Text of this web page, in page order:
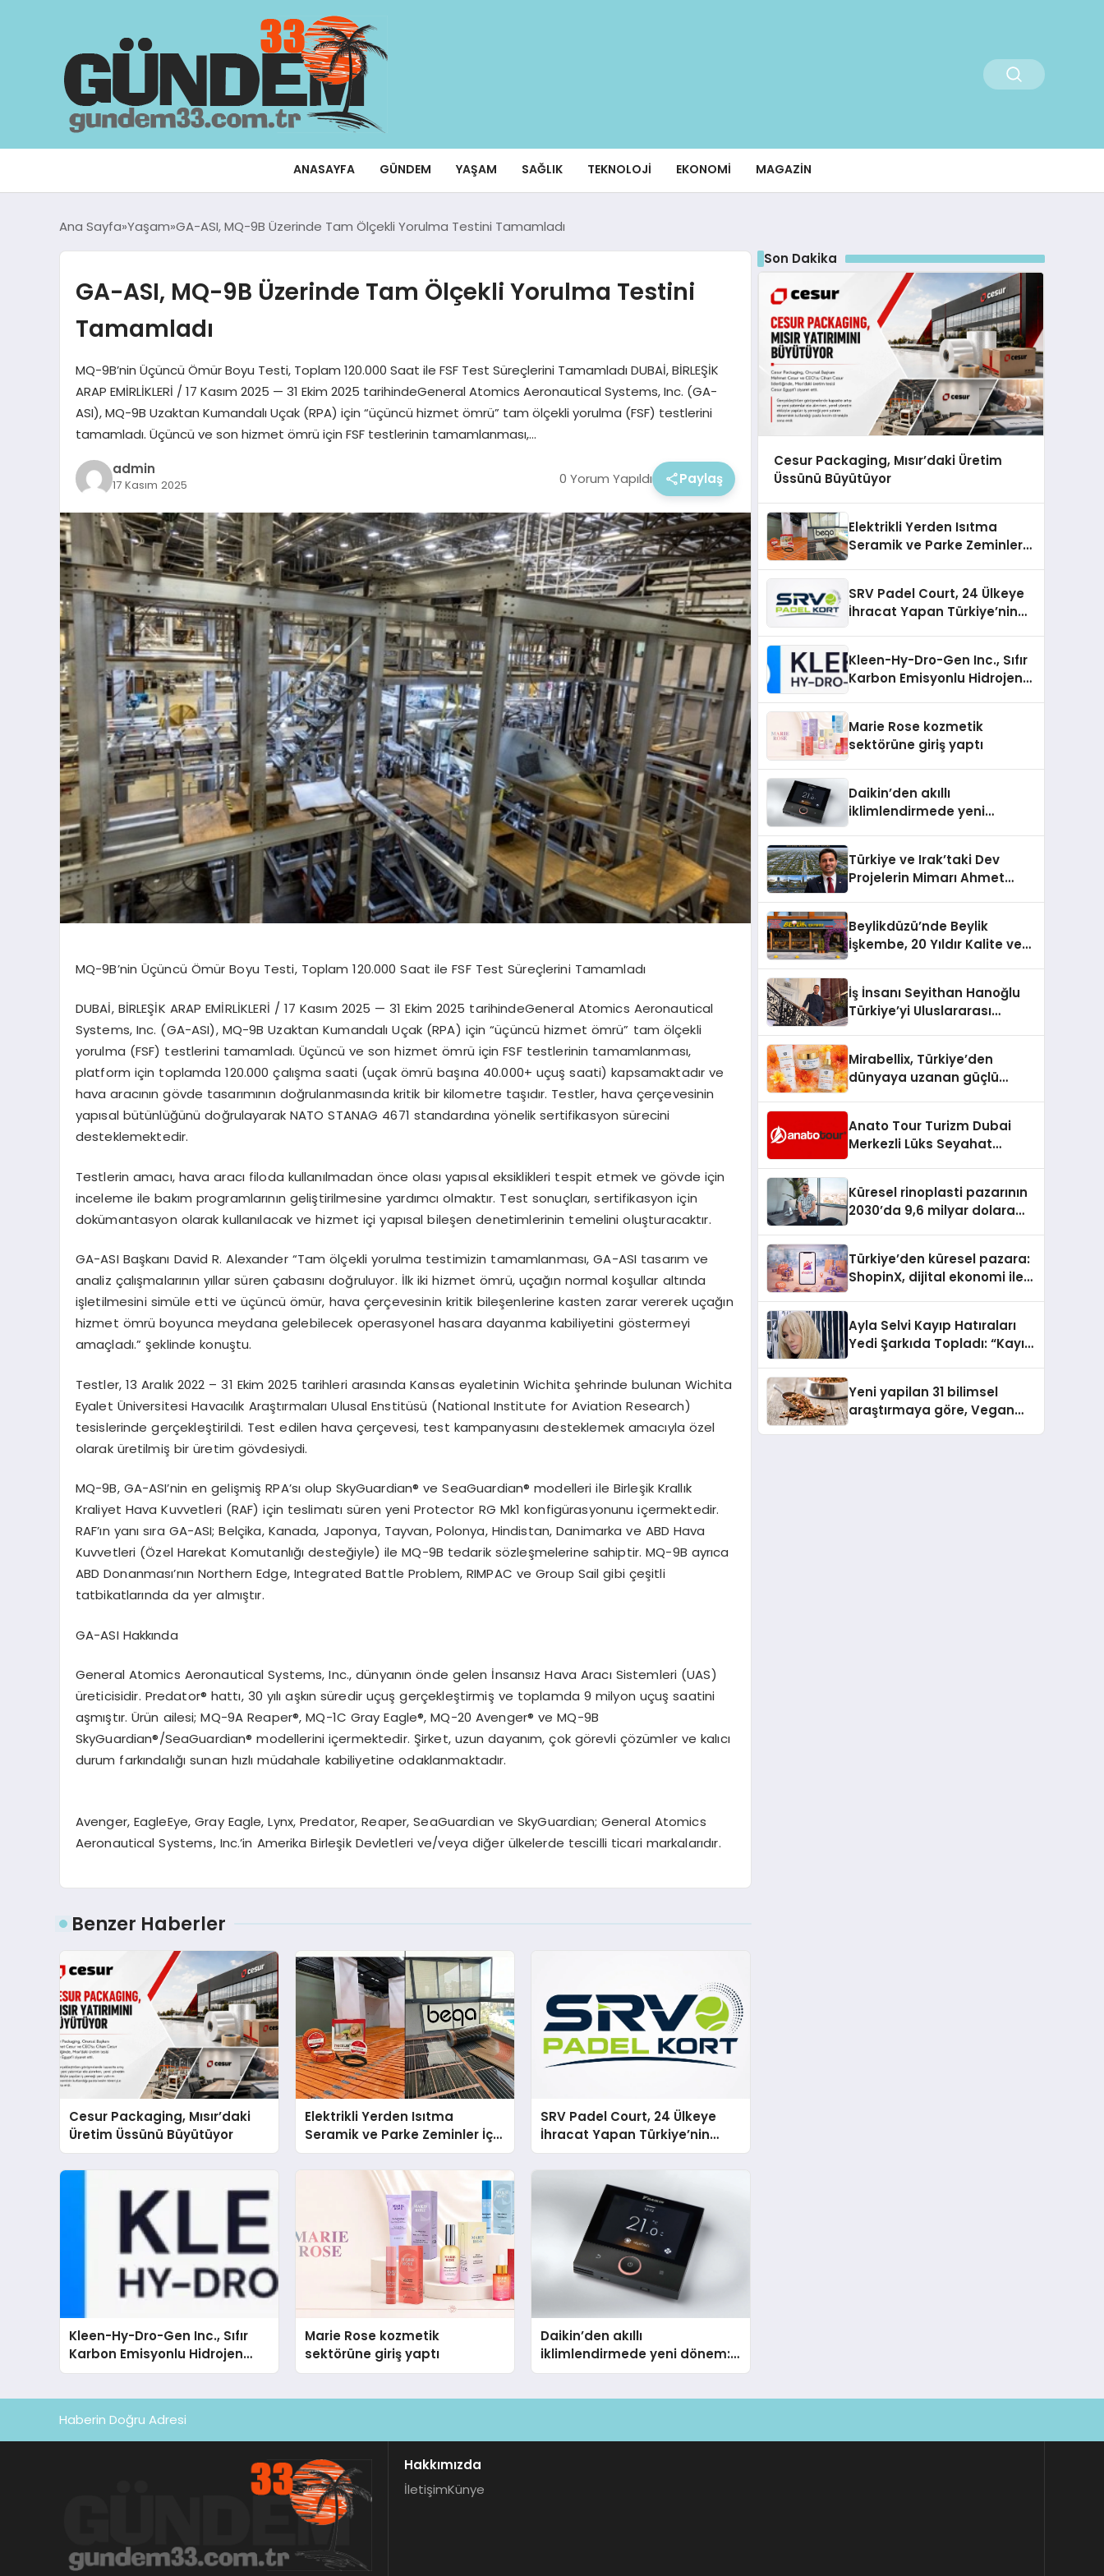
ANASAYFA GÜNDEM YAŞAM SAĞLIK TEKNOLOJI EKONOMI MAGAZIN
Ana Sayfa Yaşam GA-ASI, MQ-9B Üzerinde Tam Ölçekli Yorulma Testini Tamamladı
GA-ASI, MQ-9B Üzerinde Tam Ölçekli Yorulma Testini
Tamamladı
MQ-9B’nin Üçüncü Ömür Boyu Testi, Toplam 120.000 Saat ile FSF Test Süreçlerini Tamamladı DUBAİ, BİRLEŞİK
ARAP EMİRLİKLERİ / 17 Kasım 2025 — 31 Ekim 2025 tarihindeGeneral Atomics Aeronautical Systems, Inc. (GA-
ASI), MQ-9B Uzaktan Kumandalı Uçak (RPA) için “üçüncü hizmet ömrü” tam ölçekli yorulma (FSF) testlerini
tamamladı. Üçüncü ve son hizmet ömrü için FSF testlerinin tamamlanması,…
admin
17 Kasım 2025 0 Yorum Yapıldı Paylaş
MQ-9B’nin Üçüncü Ömür Boyu Testi, Toplam 120.000 Saat ile FSF Test Süreçlerini Tamamladı
DUBAİ, BİRLEŞİK ARAP EMİRLİKLERİ / 17 Kasım 2025 —31 Ekim 2025 tarihindeGeneral Atomics Aeronautical
Systems, Inc. (GA-ASI), MQ-9B Uzaktan Kumandalı Uçak (RPA) için “üçüncü hizmet ömrü” tam ölçekli
yorulma (FSF) testlerini tamamladı. Üçüncü ve son hizmetömrü için FSF testlerinin tamamlanması,
platform için toplamda 120.000 çalışma saati (uçak ömrü başına 40.000+ uçuş saati) kapsamaktadır ve
hava aracının gövde tasarımının doğrulanmasında kritik bir kilometre taşıdır. Testler, hava çerçevesinin
yapısal bütünlüğünü doğrulayarak NATO STANAG 4671 standardına yönelik sertifikasyon sürecini
desteklemektedir.
Testlerin amacı, hava aracı filoda kullanılmadan önce olası yapısal eksiklikleri tespit etmek ve gövde için
inceleme ile bakım programlarının geliştirilmesine yardımcı olmaktır. Test sonuçları, sertifikasyon için
dokümantasyon olarak kullanılacak ve hizmet içi yapısal bileşen denetimlerinin temelini oluşturacaktır.
GA-ASI Başkanı David R. Alexander “Tamölçekli yorulma testimizin tamamlanması, GA-ASI tasarım ve
analiz çalışmalarının yıllar sürençabasını doğruluyor. İlk iki hizmetömrü, uçağın normal koşullar altında
işletilmesini simüle etti ve üçüncü ömür, hava çerçevesinin kritik bileşenlerine kasten zarar vererek uçağın
hizmet ömrü boyunca meydana gelebilecek operasyonel hasara dayanma kabiliyetini göstermeyi
amaçladı.” şeklinde konuştu.
Testler, 13 Aralık 2022 – 31 Ekim 2025 tarihleri arasında Kansas eyaletinin Wichita şehrinde bulunan Wichita
Eyalet Üniversitesi Havacılık Araştırmaları Ulusal Enstitüsü (National Institute for Aviation Research)
tesislerinde gerçekleştirildi. Test edilen hava çerçevesi, test kampanyasını desteklemek amacıyla özel
olarak üretilmiş bir üretim gövdesiydi.
MQ-9B, GA-ASI’nin en gelişmiş RPA’sı olup SkyGuardian®ve SeaGuardian® modelleri ile Birleşik Krallık
Kraliyet Hava Kuvvetleri (RAF) için teslimatı süren yeni Protector RG Mk1 konfigürasyonunu içermektedir.
RAF’ın yanı sıra GA-ASI; Belçika, Kanada, Japonya, Tayvan, Polonya, Hindistan, Danimarka ve ABD Hava
Kuvvetleri (Özel Harekat Komutanlığıdesteğiyle) ile MQ-9B tedarik sözleşmelerine sahiptir. MQ-9B ayrıca
ABD Donanması’nın Northern Edge, Integrated Battle Problem, RIMPAC veGroup Sailgibi çeşitli
tatbikatlarında da yer almıştır.
GA-ASI Hakkında
General Atomics Aeronautical Systems, Inc., dünyanınönde gelen İnsansız Hava Aracı Sistemleri (UAS)
üreticisidir. Predator® hattı, 30 yılı aşkın süredir uçuş gerçekleştirmiş ve toplamda 9 milyon uçuş saatini
aşmıştır. Ürün ailesi; MQ-9A Reaper®, MQ-1C Gray Eagle®, MQ-20 Avenger®ve MQ-9B
SkyGuardian®/SeaGuardian® modellerini içermektedir. Şirket, uzun dayanım, çok görevli çözümler ve kalıcı
durum farkındalığı sunan hızlı müdahale kabiliyetine odaklanmaktadır.
Avenger, EagleEye, Gray Eagle, Lynx, Predator, Reaper, SeaGuardian ve SkyGuardian; General Atomics
Aeronautical Systems, Inc.’in Amerika Birleşik Devletleri ve/veya diğer ülkelerde tescilli ticari markalarıdır.
Benzer Haberler
Cesur Packaging, Mısır’daki
Üretim Üssünü Büyütüyor
Elektrikli Yerden Isıtma
Seramik ve Parke Zeminler İçin
En Verimli Çözümler
SRV Padel Court, 24 Ülkeye
İhracat Yapan Türkiye’nin
Padel Kortu Üretim Gücü
Kleen-Hy-Dro-Gen Inc., Sıfır
Karbon Emisyonlu Hidrojen
Isıtma Teknolojisinde ISO ve
Marie Rose kozmetik
sektörüne giriş yaptı
Daikin’den akıllı
iklimlendirmede yeni dönem:
Madoka Plus Türkiye’de
Son Dakika
Cesur Packaging, Mısır’daki Üretim
Üssünü Büyütüyor
Elektrikli Yerden Isıtma
Seramik ve Parke Zeminler
SRV Padel Court, 24 Ülkeye
İhracat Yapan Türkiye’nin
Kleen-Hy-Dro-Gen Inc., Sıfır
Karbon Emisyonlu Hidrojen
Aldı
Marie Rose kozmetik
sektörüne giriş yaptı
Daikin’den akıllı
iklimlendirmede yeni
Türkiye ve Irak’taki Dev
Projelerin Mimarı Ahmet
Holding Industrial City”
Projesini Hayata Geçirecek
Beylikdüzü’nde Beylik
İşkembe, 20 Yıldır Kalite ve
İş İnsanı Seyithan Hanoğlu
Türkiye’yi Uluslararası
Mirabellix, Türkiye’den
dünyaya uzanan güçlü
Anato Tour Turizm Dubai
Merkezli Lüks Seyahat
Küresel rinoplasti pazarının
2030’da 9,6 milyar dolara
Türkiye’den küresel pazara:
ShopinX, dijital ekonomi ile
Ayla Selvi Kayıp Hatıraları
Yedi Şarkıda Topladı: “Kayıp
Yeni yapilan 31 bilimsel
araştırmaya göre, Vegan
Haberin Doğru Adresi
Hakkımızda
İletişimKünye